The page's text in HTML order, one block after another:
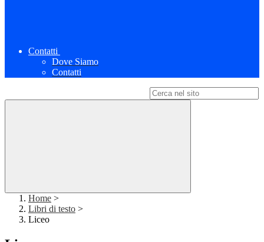
Contatti
Dove Siamo
Contatti
Home >
Libri di testo >
Liceo